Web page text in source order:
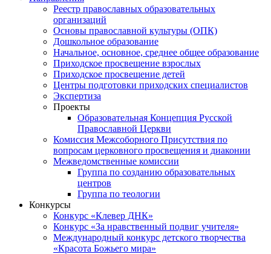
Реестр православных образовательных
организаций
Основы православной культуры (ОПК)
Дошкольное образование
Начальное, основное, среднее общее образование
Приходское просвещение взрослых
Приходское просвещение детей
Центры подготовки приходских специалистов
Экспертиза
Проекты
Образовательная Концепция Русской
Православной Церкви
Комиссия Межсоборного Присутствия по
вопросам церковного просвещения и диаконии
Межведомственные комиссии
Группа по созданию образовательных
центров
Группа по теологии
Конкурсы
Конкурс «Клевер ДНК»
Конкурс «За нравственный подвиг учителя»
Международный конкурс детского творчества
«Красота Божьего мира»